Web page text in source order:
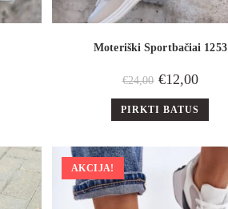
Moteriški Sportbačiai 1253
€24,00 €12,00
PIRKTI BATUS
AKCIJA!